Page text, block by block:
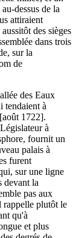
dessus de la
attiraient
des sièges
dans trois
sur la
de
des Eaux
tendaient à
1722].
à
fournit un
palais à
furent
sur une ligne
devant la
pas aux
rappelle plutôt le
qu'à
et plus